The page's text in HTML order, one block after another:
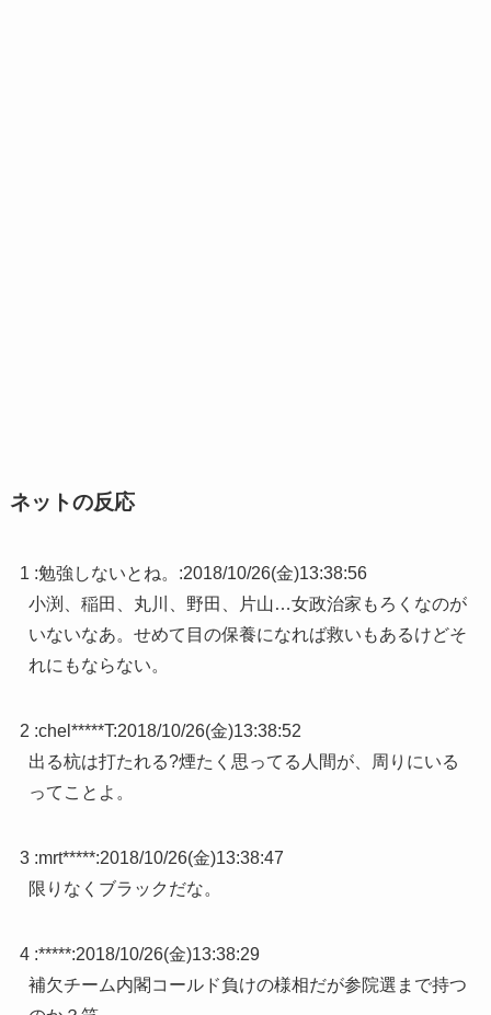
ネットの反応
1 :勉強しないとね。 :2018/10/26(金)13:38:56
小渕、稲田、丸川、野田、片山…女政治家もろくなのが
いないなあ。せめて目の保養になれば救いもあるけどそ
れにもならない。
2 :chel*****Τ:2018/10/26(金)13:38:52
出る杭は打たれる?煙たく思ってる人間が、周りにいる
ってことよ。
3 :mrt*****:2018/10/26(金)13:38:47
限りなくブラックだな。
4 :*****:2018/10/26(金)13:38:29
補欠チーム内閣コールド負けの様相だが参院選まで持つ